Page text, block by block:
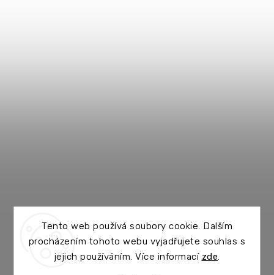
Tento web používá soubory cookie. Dalším
procházením tohoto webu vyjadřujete souhlas s
jejich používáním. Více informací zde.